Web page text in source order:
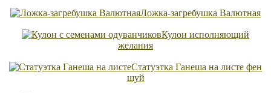
Ложка-загребушка Валютная
Кулон исполняющий
желания
Статуэтка Ганеша на листе фен
шуй